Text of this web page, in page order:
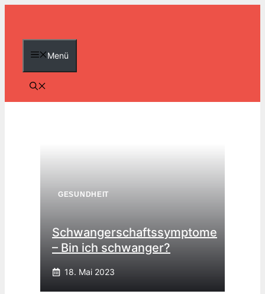
springen
Menü
GESUNDHEIT
Schwangerschaftssymptome
– Bin ich schwanger?
18. Mai 2023